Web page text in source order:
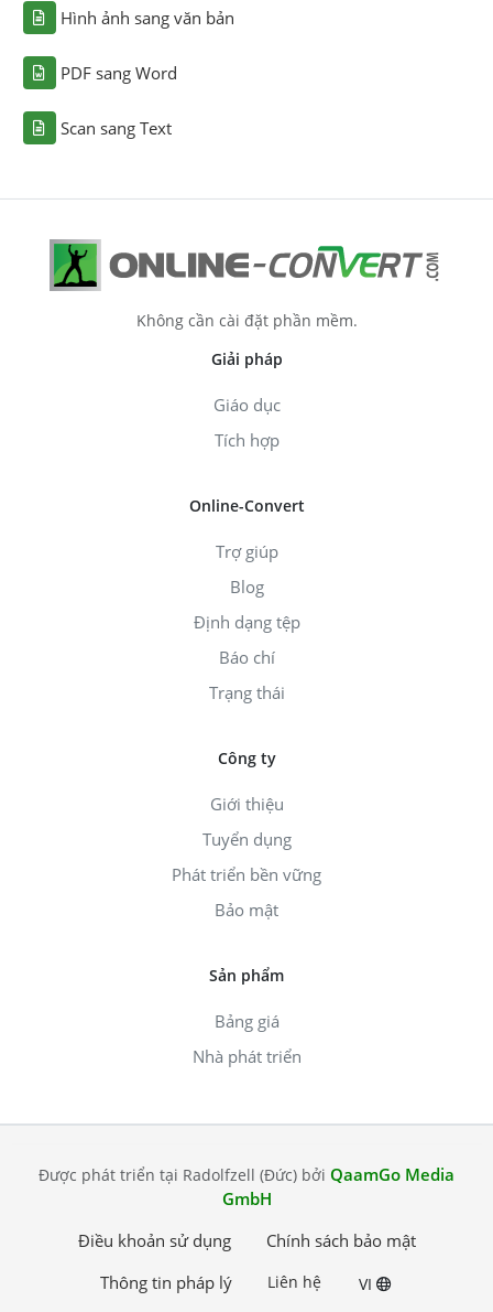
Hình ảnh sang văn bản
PDF sang Word
Scan sang Text
Không cần cài đặt phần mềm.
Giải pháp
Giáo dục
Tích hợp
Online-Convert
Trợ giúp
Blog
Định dạng tệp
Báo chí
Trạng thái
Công ty
Giới thiệu
Tuyển dụng
Phát triển bền vững
Bảo mật
Sản phẩm
Bảng giá
Nhà phát triển
Được phát triển tại Radolfzell (Đức) bởi QaamGo Media
GmbH
Điều khoản sử dụng
Chính sách bảo mật
Thông tin pháp lý
Liên hệ VI